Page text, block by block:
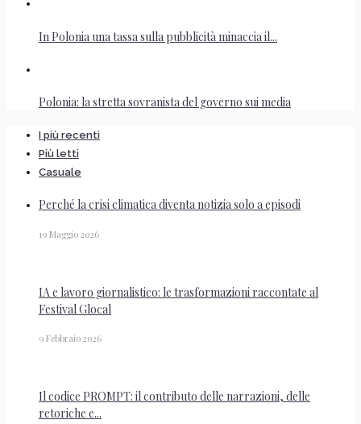
In Polonia una tassa sulla pubblicità minaccia il...
Polonia: la stretta sovranista del governo sui media
I più recenti
Più letti
Casuale
Perché la crisi climatica diventa notizia solo a episodi
19 Maggio 2026
IA e lavoro giornalistico: le trasformazioni raccontate al
Festival Glocal
9 Febbraio 2026
Il codice PROMPT: il contributo delle narrazioni, delle
retoriche e...